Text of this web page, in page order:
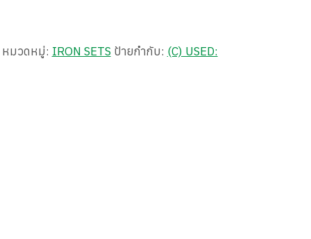
หมวดหมู่: IRON SETS ป้ายกำกับ: (C) USED: